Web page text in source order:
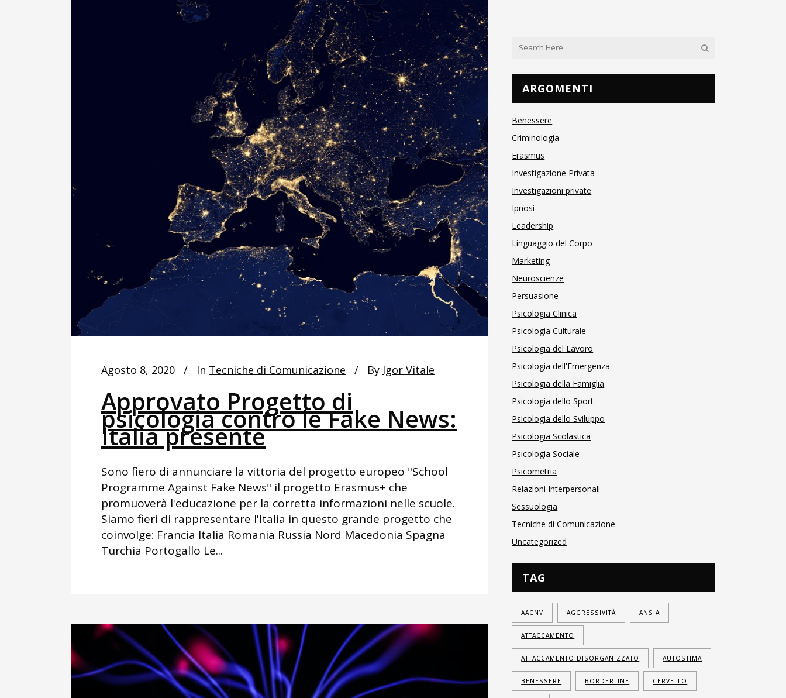
Agosto 8, 2020 In Tecniche di Comunicazione By Igor Vitale
Approvato Progetto di
psicologia contro le Fake News:
Italia presente
Sono fiero di annunciare la vittoria del progetto europeo "School
Programme Against Fake News" il progetto Erasmus+ che
promuoverà l'educazione per la corretta informazioni nelle scuole.
Siamo fieri di rappresentare l'Italia in questo grande progetto che
coinvolge: Francia Italia Romania Russia Nord Macedonia Spagna
Turchia Portogallo Le...
ARGOMENTI
Benessere
Criminologia
Erasmus
Investigazione Privata
Investigazioni private
Ipnosi
Leadership
Linguaggio del Corpo
Marketing
Neuroscienze
Persuasione
Psicologia Clinica
Psicologia Culturale
Psicologia del Lavoro
Psicologia dell'Emergenza
Psicologia della Famiglia
Psicologia dello Sport
Psicologia dello Sviluppo
Psicologia Scolastica
Psicologia Sociale
Psicometria
Relazioni Interpersonali
Sessuologia
Tecniche di Comunicazione
Uncategorized
TAG
AACNV AGGRESSIVITÀ ANSIA
ATTACCAMENTO
ATTACCAMENTO DISORGANIZZATO AUTOSTIMA
BENESSERE BORDERLINE CERVELLO